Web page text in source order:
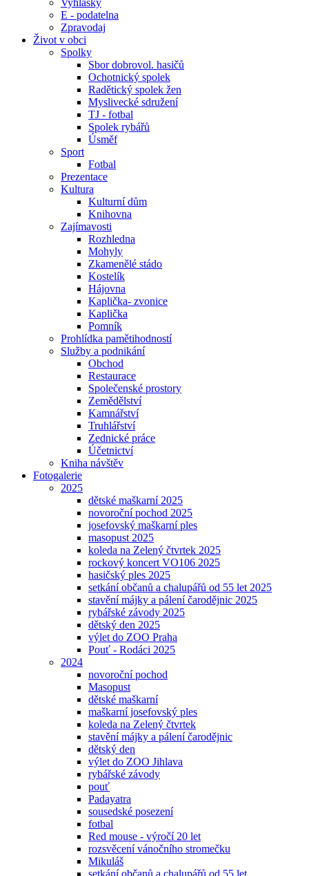
Vyhlášky
E - podatelna
Zpravodaj
Život v obci
Spolky
Sbor dobrovol. hasičů
Ochotnický spolek
Radětický spolek žen
Myslivecké sdružení
TJ - fotbal
Spolek rybářů
Úsměf
Sport
Fotbal
Prezentace
Kultura
Kulturní dům
Knihovna
Zajímavosti
Rozhledna
Mohyly
Zkamenělé stádo
Kostelík
Hájovna
Kaplička- zvonice
Kaplička
Pomník
Prohlídka pamětihodností
Služby a podnikání
Obchod
Restaurace
Společenské prostory
Zemědělství
Kamnářství
Truhlářství
Zednické práce
Účetnictví
Kniha návštěv
Fotogalerie
2025
dětské maškarní 2025
novoroční pochod 2025
josefovský maškarní ples
masopust 2025
koleda na Zelený čtvrtek 2025
rockový koncert VO106 2025
hasičský ples 2025
setkání občanů a chalupářů od 55 let 2025
stavění májky a pálení čarodějnic 2025
rybářské závody 2025
dětský den 2025
výlet do ZOO Praha
Pouť - Rodáci 2025
2024
novoroční pochod
Masopust
dětské maškarní
maškarní josefovský ples
koleda na Zelený čtvrtek
stavění májky a pálení čarodějnic
dětský den
výlet do ZOO Jihlava
rybářské závody
pouť
Padayatra
sousedské posezení
fotbal
Red mouse - výročí 20 let
rozsvěcení vánočního stromečku
Mikuláš
setkání občanů a chalupářů od 55 let